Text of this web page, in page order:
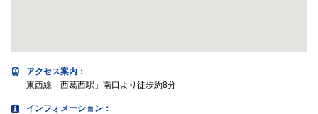
アクセス案内 ：
東西線「西葛西駅」南口より徒歩約8分
インフォメーション：